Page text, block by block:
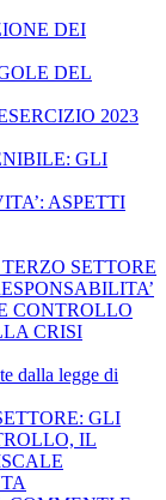
DEI
DEL
2023
GLI
ASPETTI
SETTORE
CONTROLLO
CRISI
dalla legge di
GLI
IL